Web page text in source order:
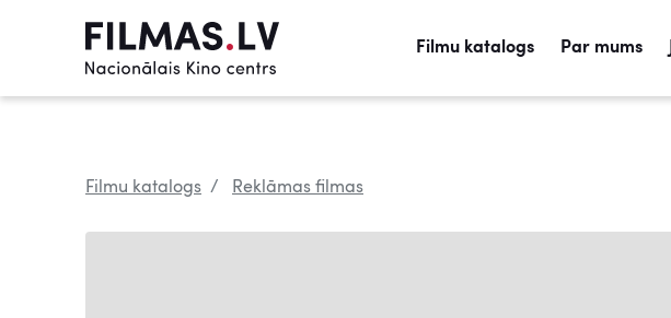
Filmu katalogs Par mums
Filmu katalogs Reklāmas filmas